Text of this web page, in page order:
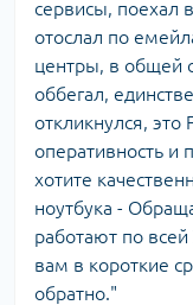
сервисы, поехал
отослал по
центры, в общей
оббегал,
откликнулся,
оперативность и
хотите
ноутбука -
работают по
вам в короткие
обратно."